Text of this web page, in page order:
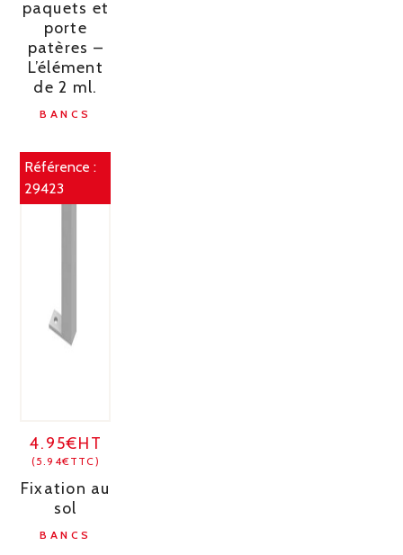
paquets et
porte
patères –
L’élément
de 2 ml.
BANCS
Référence :
29423
4.95€HT
(5.94€TTC)
Fixation au
sol
BANCS